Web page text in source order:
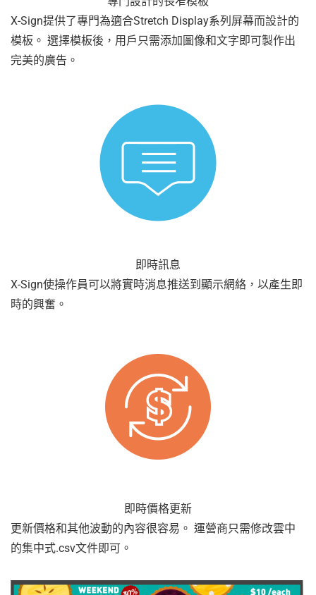
X-Sign提供了專門為適合Stretch Display系列屏幕而設計的
模板。 選擇模板後，用戶只需添加圖像和文字即可製作出
完美的廣告。
即時訊息
X-Sign使操作員可以將實時消息推送到顯示網絡，以產生即
時的興奮。
即時價格更新
更新價格和其他波動的內容很容易。 運營商只需修改雲中
的集中式.csv文件即可。